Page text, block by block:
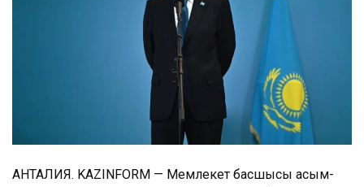
АНТАЛИЯ. KAZINFORM — Мемлекет басшысы Қасым-